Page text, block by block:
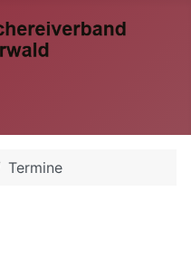
Termine